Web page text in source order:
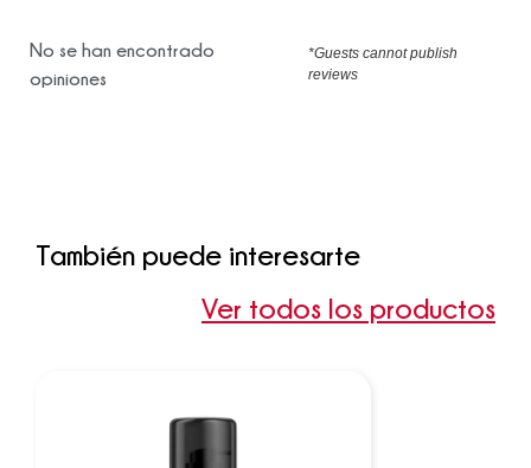
No se han encontrado
opiniones
*Guests cannot publish
reviews
También puede interesarte
Ver todos los productos